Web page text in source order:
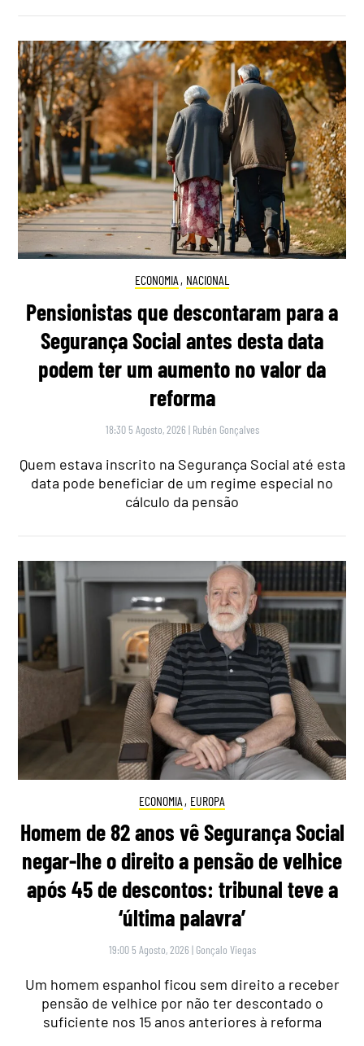
ECONOMIA , NACIONAL
Pensionistas que descontaram para a
Segurança Social antes desta data
podem ter um aumento no valor da
reforma
18:30 5 Agosto, 2026 | Rubén Gonçalves
Quem estava inscrito na Segurança Social até esta
data pode beneficiar de um regime especial no
cálculo da pensão
ECONOMIA , EUROPA
Homem de 82 anos vê Segurança Social
negar-lhe o direito a pensão de velhice
após 45 de descontos: tribunal teve a
‘última palavra’
19:00 5 Agosto, 2026 | Gonçalo Viegas
Um homem espanhol ficou sem direito a receber
pensão de velhice por não ter descontado o
suficiente nos 15 anos anteriores à reforma